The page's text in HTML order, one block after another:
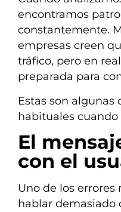
encontramos
constantemente.
empresas creen
tráfico, pero en
preparada para
Estas son algunas
habituales
El
con el
Uno de los errores
hablar demasiado